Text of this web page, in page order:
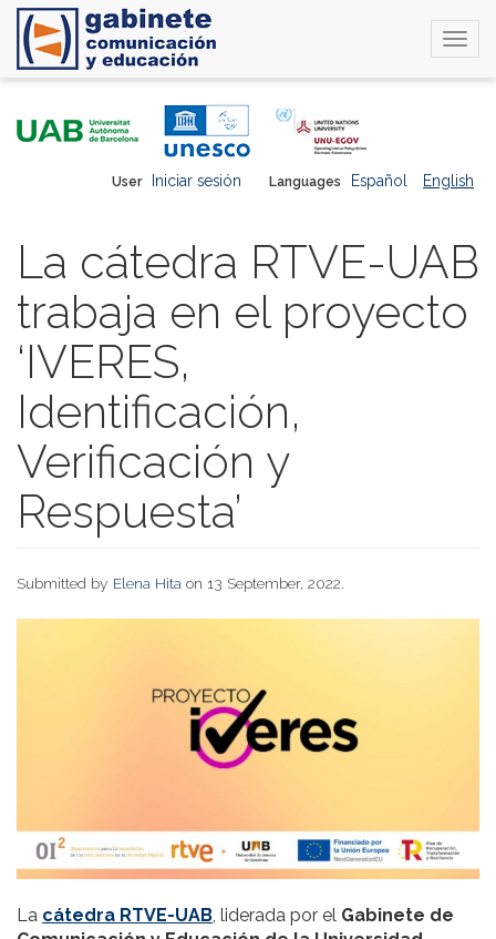
Languages Español English
User Iniciar sesión
La cátedra RTVE-UAB
trabaja en el proyecto
‘IVERES,
Identificación,
Verificación y
Respuesta’
Submitted by Elena Hita on 13 September, 2022.
La cátedra RTVE-UAB, liderada por el Gabinete de